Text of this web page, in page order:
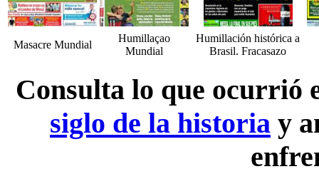
Masacre Mundial
Humillaçao
Mundial
Humillación histórica a
Brasil. Fracasazo
Consulta lo que ocurrió
siglo de la historia y